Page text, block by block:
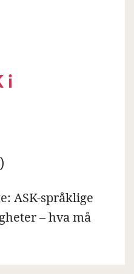
i
ASK-språklige
– hva må